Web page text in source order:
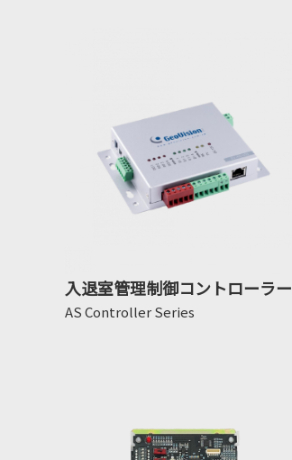
入退室管理制御コントローラー
AS Controller Series